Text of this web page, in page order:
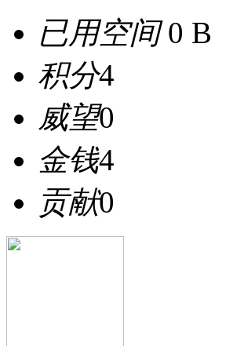
已用空间0 B
积分4
威望0
金钱4
贡献0